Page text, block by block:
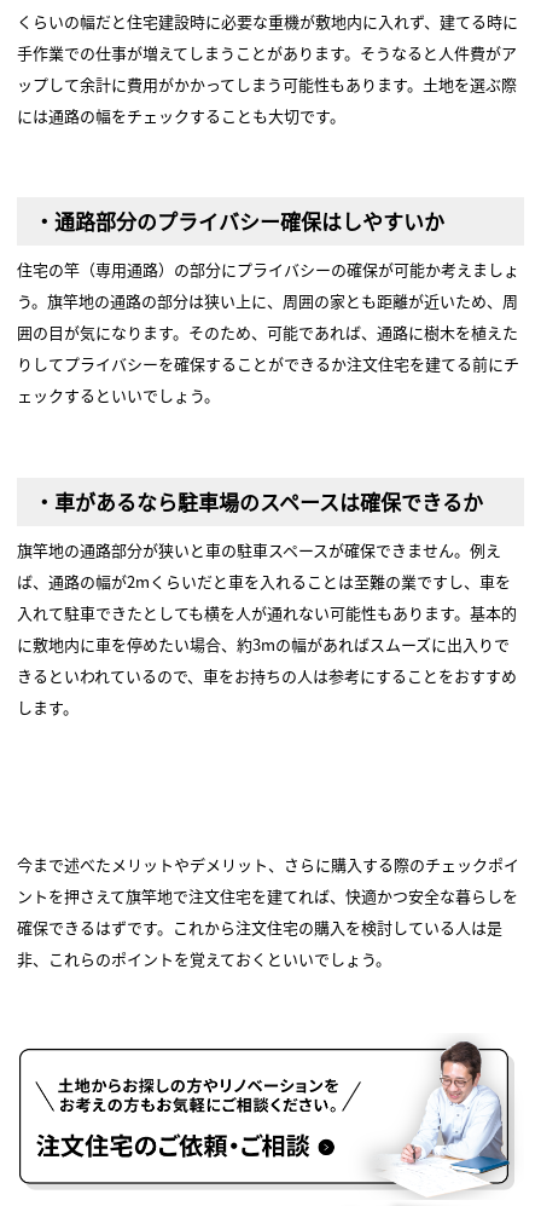
くらいの幅だと住宅建設時に必要な重機が敷地内に入れず、建てる時に
手作業での仕事が増えてしまうことがあります。そうなると人件費がア
ップして余計に費用がかかってしまう可能性もあります。土地を選ぶ際
には通路の幅をチェックすることも大切です。
・通路部分のプライバシー確保はしやすいか
住宅の竿（専用通路）の部分にプライバシーの確保が可能か考えましょ
う。旗竿地の通路の部分は狭い上に、周囲の家とも距離が近いため、周
囲の目が気になります。そのため、可能であれば、通路に樹木を植えた
りしてプライバシーを確保することができるか注文住宅を建てる前にチ
ェックするといいでしょう。
・車があるなら駐車場のスペースは確保できるか
旗竿地の通路部分が狭いと車の駐車スペースが確保できません。例え
ば、通路の幅が2mくらいだと車を入れることは至難の業ですし、車を
入れて駐車できたとしても横を人が通れない可能性もあります。基本的
に敷地内に車を停めたい場合、約3mの幅があればスムーズに出入りで
きるといわれているので、車をお持ちの人は参考にすることをおすすめ
します。
今まで述べたメリットやデメリット、さらに購入する際のチェックポイ
ントを押さえて旗竿地で注文住宅を建てれば、快適かつ安全な暮らしを
確保できるはずです。これから注文住宅の購入を検討している人は是
非、これらのポイントを覚えておくといいでしょう。